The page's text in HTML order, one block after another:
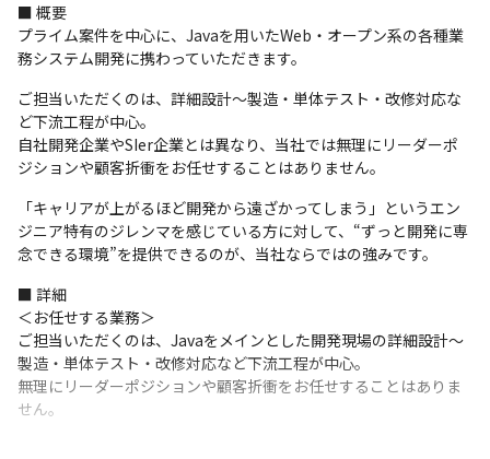
■ 概要
プライム案件を中心に、Javaを用いたWeb・オープン系の各種業
務システム開発に携わっていただきます。
ご担当いただくのは、詳細設計〜製造・単体テスト・改修対応な
ど下流工程が中心。
自社開発企業やSIer企業とは異なり、当社では無理にリーダーポ
ジションや顧客折衝をお任せすることはありません。
「キャリアが上がるほど開発から遠ざかってしまう」というエン
ジニア特有のジレンマを感じている方に対して、“ずっと開発に専
念できる環境”を提供できるのが、当社ならではの強みです。
■ 詳細
＜お任せする業務＞
ご担当いただくのは、Javaをメインとした開発現場の詳細設計〜
製造・単体テスト・改修対応など下流工程が中心。
無理にリーダーポジションや顧客折衝をお任せすることはありま
せん。